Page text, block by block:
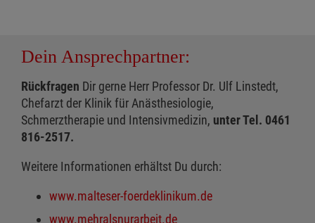
Dein Ansprechpartner:
Rückfragen Dir gerne Herr Professor Dr. Ulf Linstedt,
Chefarzt der Klinik für Anästhesiologie,
Schmerztherapie und Intensivmedizin, unter Tel. 0461
816-2517.
Weitere Informationen erhältst Du durch:
www.malteser-foerdeklinikum.de
www.mehralsnurarbeit.de